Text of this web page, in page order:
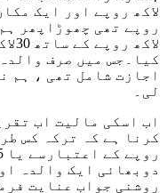
کیا۔جس میں صرف
اجازت شامل تھی ، ہم
لی۔
دوبھائی ایک والدہ
روشنی جواب عنایت